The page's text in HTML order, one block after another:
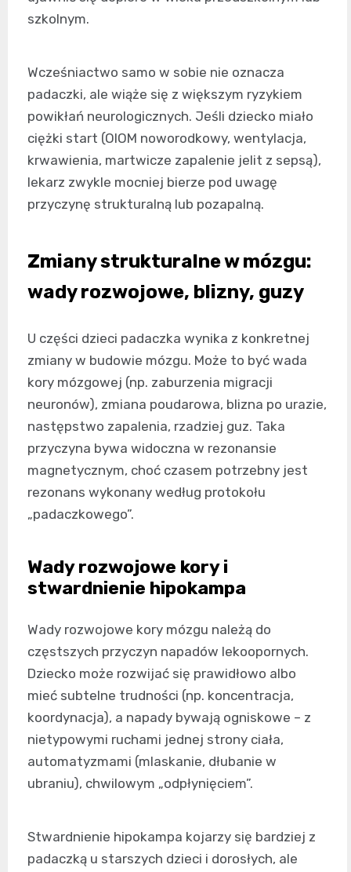
szkolnym.
Wcześniactwo samo w sobie nie oznacza
padaczki, ale wiąże się z większym ryzykiem
powikłań neurologicznych. Jeśli dziecko miało
ciężki start (OIOM noworodkowy, wentylacja,
krwawienia, martwicze zapalenie jelit z sepsą),
lekarz zwykle mocniej bierze pod uwagę
przyczynę strukturalną lub pozapalną.
Zmiany strukturalne w mózgu:
wady rozwojowe, blizny, guzy
U części dzieci padaczka wynika z konkretnej
zmiany w budowie mózgu. Może to być wada
kory mózgowej (np. zaburzenia migracji
neuronów), zmiana poudarowa, blizna po urazie,
następstwo zapalenia, rzadziej guz. Taka
przyczyna bywa widoczna w rezonansie
magnetycznym, choć czasem potrzebny jest
rezonans wykonany według protokołu
„padaczkowego”.
Wady rozwojowe kory i
stwardnienie hipokampa
Wady rozwojowe kory mózgu należą do
częstszych przyczyn napadów lekoopornych.
Dziecko może rozwijać się prawidłowo albo
mieć subtelne trudności (np. koncentracja,
koordynacja), a napady bywają ogniskowe – z
nietypowymi ruchami jednej strony ciała,
automatyzmami (mlaskanie, dłubanie w
ubraniu), chwilowym „odpłynięciem”.
Stwardnienie hipokampa kojarzy się bardziej z
padaczką u starszych dzieci i dorosłych, ale